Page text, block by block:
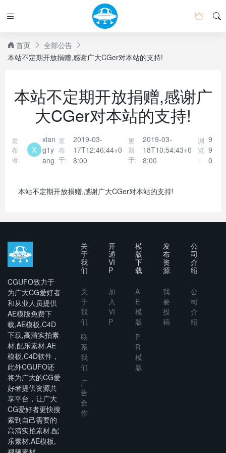
首页
全部公告
本站不定期开放捐赠,感谢广大CGer对本站的支持!
本站不定期开放捐赠,感谢广
大CGer对本站的支持!
发
布
者:
xian
g1y
ang
发
布
于:
2019-03-
17T12:46:44+0
8:00
更
新
于:
2019-03-
18T10:54:43+0
8:00
浏
览
:
9
9
0
本站不定期开放捐赠,感谢广大CGer对本站的支持!
CGUFO致力于
为广大CG爱好者
和从业人员提供
AE模版免费下
载,AE模板,C4D
下载,高清实拍素
材,配乐素材,AE
模板,C4D软件，
此外CGUFO还
将为广大的CG爱
好者提供资源共
享平台，让广大
CG爱好者更快搜
索到自己需要的
高清实拍素材,配
乐素材,AE模板,
关
于
我
们
关
于
我
们
联
系
我
们
广
告
合
作
开
通
VI
P
加
入
VI
P
模
版
下
载
A
E
模
版
P
R
模
版
发
布
资
源
我
要
投
稿
公
司
介
绍
公
司
介
绍